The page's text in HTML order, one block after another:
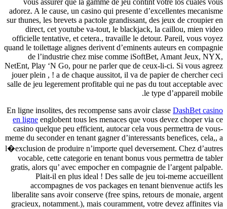
vous assurer que la gamme de jeu contint votre los cuales vous
adorez. A le cause, un casino qui presente d’excellentes mecanisme
sur thunes, les brevets a pactole grandissant, des jeux de croupier en
direct, cet youtube va-tout, le blackjack, la caillou, mien video
officielle tentative, et cetera., travaille le detour. Pareil, vous voyez
quand le toilettage alignes derivent d’eminents auteurs en compagnie
de l’industrie chez mise comme iSoftBet, Amant Jeux, NYX,
NetEnt, Play ‘N Go, pour ne parler que de ceux-li-ci. Si vous agreez
jouer plein , ! a de chaque aussitot, il va de papier de chercher ceci
salle de jeu legerement profitable qui ne pas du tout acceptable avec
le type d’appareil mobile.
En ligne insolites, des recompense sans avoir classe DashBet casino
en ligne englobent tous les menaces que vous devez choper via ce
casino quelque peu efficient, autocar cela vous permettra de vous-
meme du seconder en tenant gagner d’interessants benefices, cela,, a
l�exclusion de produire n’importe quel deversement. Chez d’autres
vocable, cette categorie en tenant bonus vous permettra de tabler
gratis, alors qu’ avec empocher en compagnie de l’argent palpable.
Plait-il en plus ideal ! Des salle de jeu toi-meme accueillent
accompagnes de vos packages en tenant bienvenue actifs les
liberalite sans avoir conserve (free spins, retours de monaie, argent
gracieux, notamment.), mais couramment, votre devez affinites via